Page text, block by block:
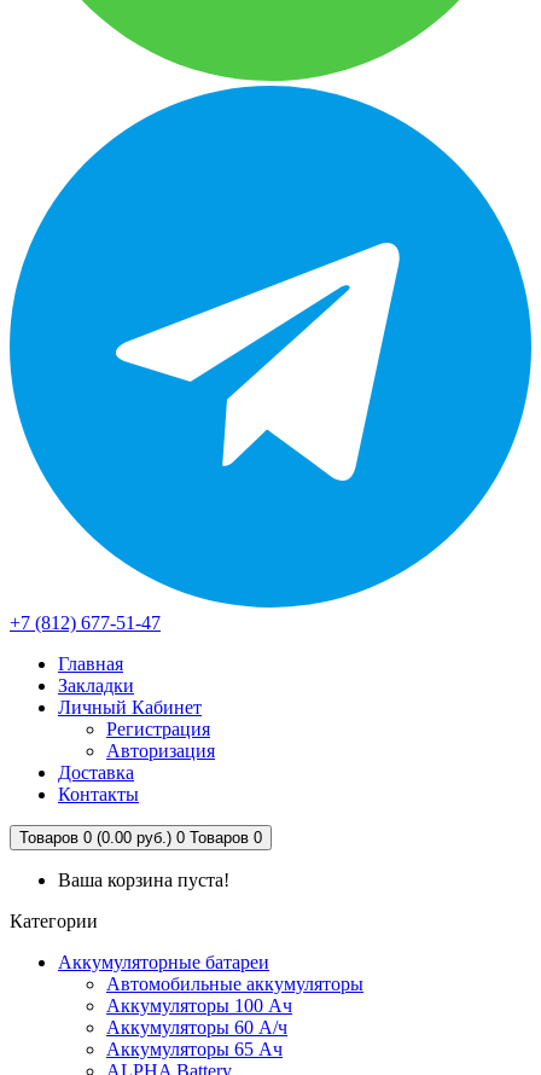
+7 (812) 677-51-47
Главная
Закладки
Личный Кабинет
Регистрация
Авторизация
Доставка
Контакты
Товаров 0 (0.00 руб.) 0 Товаров 0
Ваша корзина пуста!
Категории
Аккумуляторные батареи
Автомобильные аккумуляторы
Аккумуляторы 100 Ач
Аккумуляторы 60 А/ч
Аккумуляторы 65 Ач
ALPHA Battery